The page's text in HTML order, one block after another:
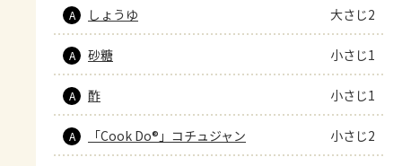
A しょうゆ 大さじ2
A 砂糖 小さじ1
A 酢 小さじ1
A 「Cook Do®」コチュジャン 小さじ2